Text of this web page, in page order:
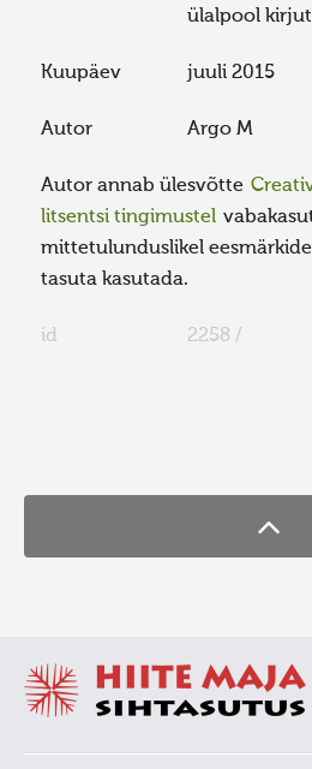
ülalpool
Kuupäev juuli 2015
Autor Argo M
Autor annab ülesvõtte
litsentsi tingimustel
mittetulunduslikel
tasuta kasutada.
id 2258 /